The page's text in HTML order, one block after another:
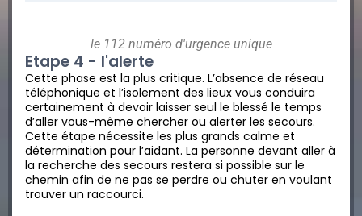
le 112 numéro d'urgence unique
Etape 4 - l'alerte
Cette phase est la plus critique. L’absence de réseau
téléphonique et l’isolement des lieux vous conduira
certainement à devoir laisser seul le blessé le temps
d’aller vous-même chercher ou alerter les secours.
Cette étape nécessite les plus grands calme et
détermination pour l’aidant. La personne devant aller à
la recherche des secours restera si possible sur le
chemin afin de ne pas se perdre ou chuter en voulant
trouver un raccourci.